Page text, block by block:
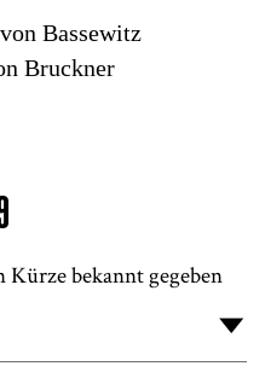
Bassewitz
Bruckner
bekannt gegeben